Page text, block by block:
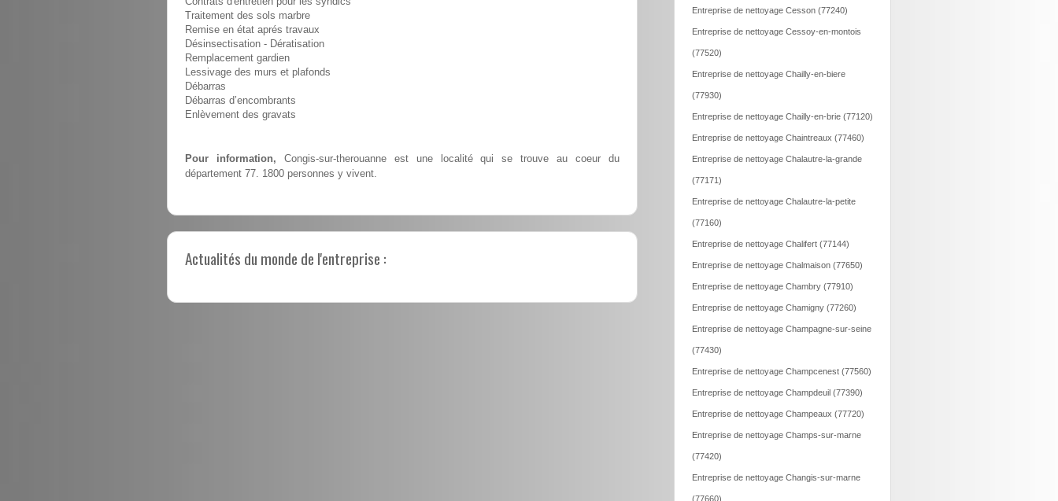
Traitement des sols marbre
Remise en état aprés travaux
Désinsectisation - Dératisation
Remplacement gardien
Lessivage des murs et plafonds
Débarras
Débarras d’encombrants
Enlèvement des gravats
Pour information, Congis-sur-therouanne est une localité qui se trouve au coeur du
département 77. 1800 personnes y vivent.
Actualités du monde de l'entreprise :
Entreprise de nettoyage Cesson (77240)
Entreprise de nettoyage Cessoy-en-montois
(77520)
Entreprise de nettoyage Chailly-en-biere
(77930)
Entreprise de nettoyage Chailly-en-brie (77120)
Entreprise de nettoyage Chaintreaux (77460)
Entreprise de nettoyage Chalautre-la-grande
(77171)
Entreprise de nettoyage Chalautre-la-petite
(77160)
Entreprise de nettoyage Chalifert (77144)
Entreprise de nettoyage Chalmaison (77650)
Entreprise de nettoyage Chambry (77910)
Entreprise de nettoyage Chamigny (77260)
Entreprise de nettoyage Champagne-sur-seine
(77430)
Entreprise de nettoyage Champcenest (77560)
Entreprise de nettoyage Champdeuil (77390)
Entreprise de nettoyage Champeaux (77720)
Entreprise de nettoyage Champs-sur-marne
(77420)
Entreprise de nettoyage Changis-sur-marne
(77660)